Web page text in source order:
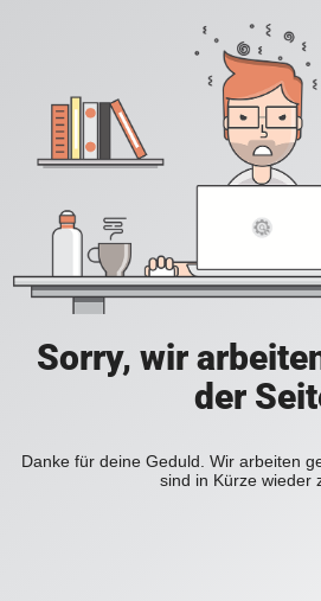
Sorry, wir
der
Danke für deine Geduld. Wir arbeiten
sind in Kürze wieder